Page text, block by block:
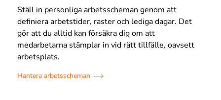
Ställ in personliga arbetsscheman genom att
definiera arbetstider, raster och lediga dagar. Det
gör att du alltid kan försäkra dig om att
medarbetarna stämplar in vid rätt tillfälle, oavsett
arbetsplats.
Hantera arbetsscheman